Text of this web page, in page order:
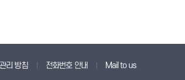
리 방침 전화번호 안내 Mail to us